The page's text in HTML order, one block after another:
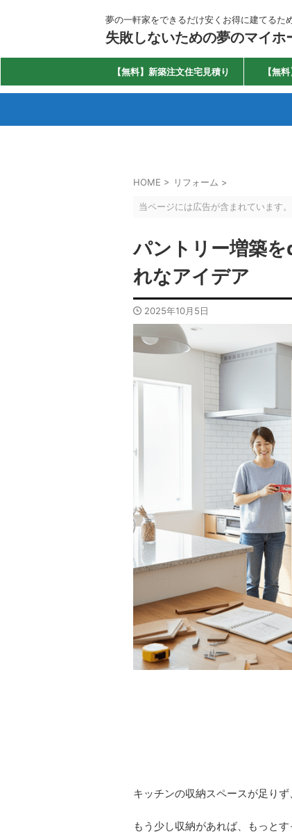
夢の一軒家をできるだけ安くお得に建てるた
失敗しないための夢のマイホ
【無料】新築注文住宅見積り 【無
HOME > リフォーム >
当ページには広告が含まれています。
パントリー増築
れなアイデア
2025年10月5日
キッチンの収納スペースが足り
もう少し収納があれば、もっと